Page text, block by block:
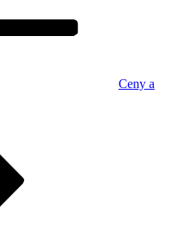
Ceny a